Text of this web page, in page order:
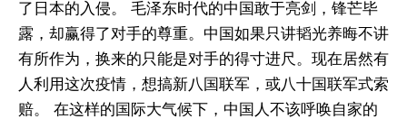
了日本的入侵。 毛泽东时代的中国敢于亮剑，锋芒毕
露，却赢得了对手的尊重。中国如果只讲韬光养晦不讲
有所作为，换来的只能是对手的得寸进尺。现在居然有
人利用这次疫情，想搞新八国联军，或八十国联军式索
赔。 在这样的国际大气候下，中国人不该呼唤自家的